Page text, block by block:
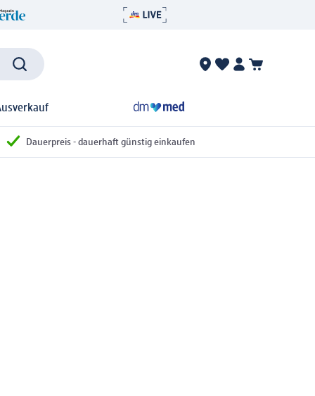
Dauerpreis - dauerhaft günstig einkaufen